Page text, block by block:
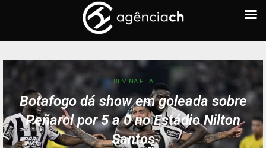
BEM NA FITA
Botafogo dá show em goleada sobre
Peñarol por 5 a 0 no Estádio Nilton
Santos